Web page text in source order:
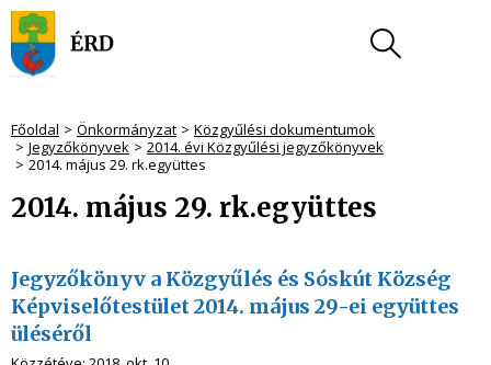
Főoldal Önkormányzat
Közgyűlési dokumentumok
Jegyzőkönyvek
2014. évi Közgyűlési jegyzőkönyvek
2014. május 29. rk.együttes
2014. május 29. rk.együttes
Jegyzőkönyv a Közgyűlés és Sóskút Község
Képviselőtestület 2014. május 29-ei együttes
üléséről